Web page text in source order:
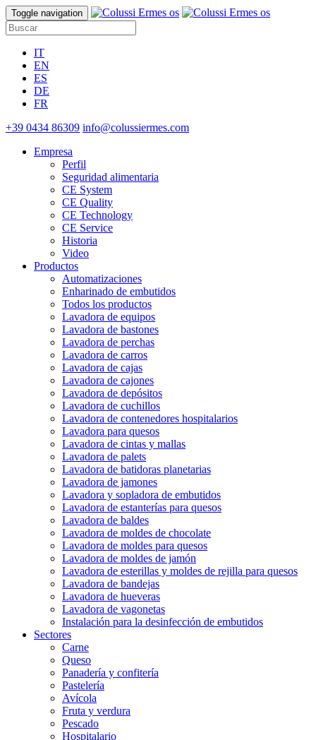
Toggle navigation
IT
EN
ES
DE
FR
+39 0434 86309 info@colussiermes.com
Empresa
Perfil
Seguridad alimentaria
CE System
CE Quality
CE Technology
CE Service
Historia
Video
Productos
Automatizaciones
Enharinado de embutidos
Todos los productos
Lavadora de equipos
Lavadora de bastones
Lavadora de perchas
Lavadora de carros
Lavadora de cajas
Lavadora de cajones
Lavadora de depósitos
Lavadora de cuchillos
Lavadora de contenedores hospitalarios
Lavadora para quesos
Lavadora de cintas y mallas
Lavadora de palets
Lavadora de batidoras planetarias
Lavadora de jamones
Lavadora y sopladora de embutidos
Lavadora de estanterías para quesos
Lavadora de baldes
Lavadora de moldes de chocolate
Lavadora de moldes para quesos
Lavadora de moldes de jamón
Lavadora de esterillas y moldes de rejilla para quesos
Lavadora de bandejas
Lavadora de hueveras
Lavadora de vagonetas
Instalación para la desinfección de embutidos
Sectores
Carne
Queso
Panadería y confitería
Pastelería
Avícola
Fruta y verdura
Pescado
Hospitalario